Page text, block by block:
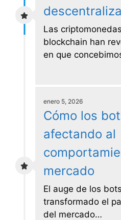
Las
blockchain han
en que
enero 5, 2026
Cómo los
afectando al
mercado
El auge de los
transformado el
del mercado…